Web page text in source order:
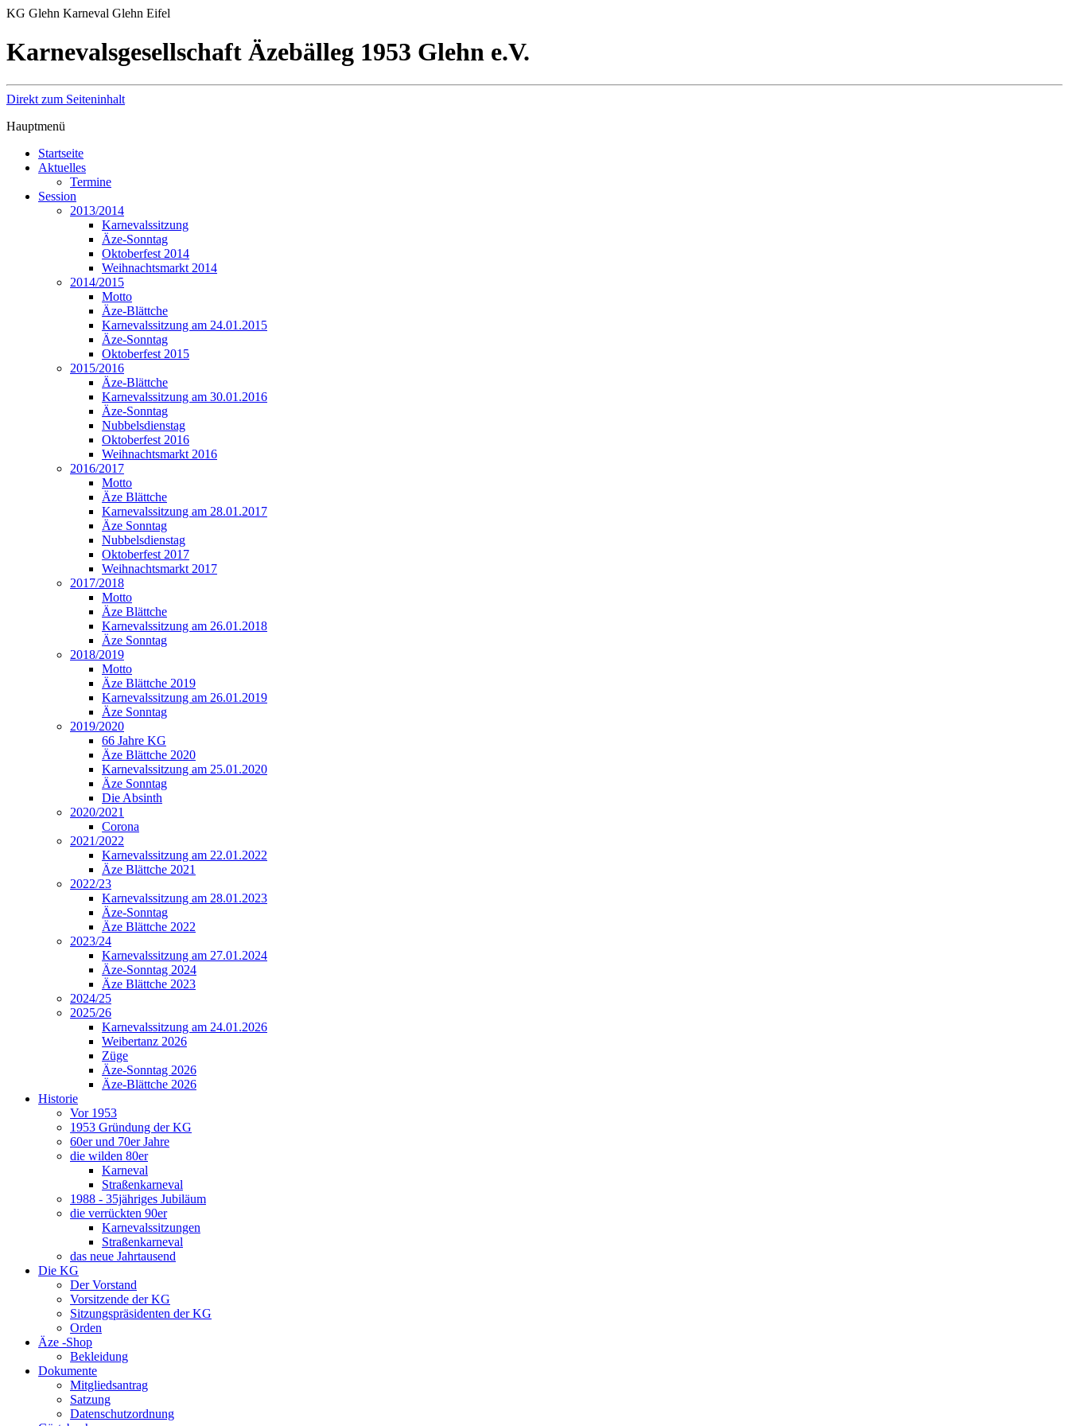
KG Glehn Karneval Glehn Eifel
Karnevalsgesellschaft Äzebälleg 1953 Glehn e.V.
Direkt zum Seiteninhalt
Hauptmenü
Startseite
Aktuelles
Termine
Session
2013/2014
Karnevalssitzung
Äze-Sonntag
Oktoberfest 2014
Weihnachtsmarkt 2014
2014/2015
Motto
Äze-Blättche
Karnevalssitzung am 24.01.2015
Äze-Sonntag
Oktoberfest 2015
2015/2016
Äze-Blättche
Karnevalssitzung am 30.01.2016
Äze-Sonntag
Nubbelsdienstag
Oktoberfest 2016
Weihnachtsmarkt 2016
2016/2017
Motto
Äze Blättche
Karnevalssitzung am 28.01.2017
Äze Sonntag
Nubbelsdienstag
Oktoberfest 2017
Weihnachtsmarkt 2017
2017/2018
Motto
Äze Blättche
Karnevalssitzung am 26.01.2018
Äze Sonntag
2018/2019
Motto
Äze Blättche 2019
Karnevalssitzung am 26.01.2019
Äze Sonntag
2019/2020
66 Jahre KG
Äze Blättche 2020
Karnevalssitzung am 25.01.2020
Äze Sonntag
Die Absinth
2020/2021
Corona
2021/2022
Karnevalssitzung am 22.01.2022
Äze Blättche 2021
2022/23
Karnevalssitzung am 28.01.2023
Äze-Sonntag
Äze Blättche 2022
2023/24
Karnevalssitzung am 27.01.2024
Äze-Sonntag 2024
Äze Blättche 2023
2024/25
2025/26
Karnevalssitzung am 24.01.2026
Weibertanz 2026
Züge
Äze-Sonntag 2026
Äze-Blättche 2026
Historie
Vor 1953
1953 Gründung der KG
60er und 70er Jahre
die wilden 80er
Karneval
Straßenkarneval
1988 - 35jähriges Jubiläum
die verrückten 90er
Karnevalssitzungen
Straßenkarneval
das neue Jahrtausend
Die KG
Der Vorstand
Vorsitzende der KG
Sitzungspräsidenten der KG
Orden
Äze -Shop
Bekleidung
Dokumente
Mitgliedsantrag
Satzung
Datenschutzordnung